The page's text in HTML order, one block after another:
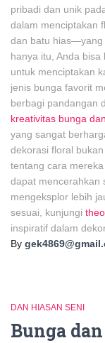
pribadi dan unik
dalam menciptakan
dan batu hias—yang
hanya itu, Anda
untuk menciptakan
jenis bunga favorit
berbagi pandangan
kreativitas bunga dan
yang sangat
dekorasi floral
tentang cara
dapat mencerahkan
mengeksplor lebih
sesuai, kunjungi
inspiratif dalam
By
DAN HIASAN SENI
Bunga